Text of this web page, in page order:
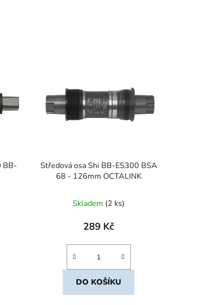
BB-
Středová osa Shi BB-ES300 BSA
68 - 126mm OCTALINK
Skladem (2 ks)
289 Kč
DO KOŠÍKU